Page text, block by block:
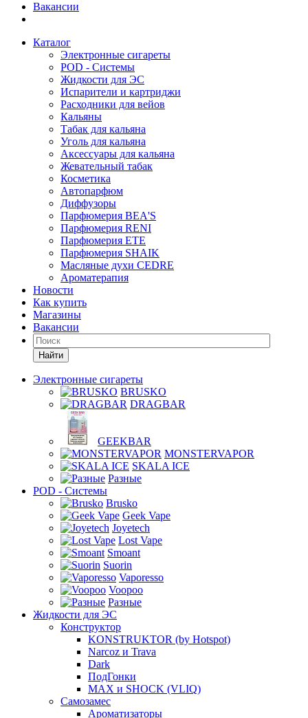
Вакансии
Каталог
Электронные сигареты
POD - Системы
Жидкости для ЭС
Испарители и картриджи
Расходники для вейов
Кальяны
Табак для кальяна
Уголь для кальяна
Аксессуары для кальяна
Жевательный табак
Косметика
Автопарфюм
Диффузоры
Парфюмерия BEA'S
Парфюмерия RENI
Парфюмерия ETE
Парфюмерия SHAIK
Масляные духи CEDRE
Ароматерапия
Новости
Как купить
Магазины
Вакансии
Найти
Электронные сигареты
BRUSKO
DRAGBAR
GEEKBAR
MONSTERVAPOR
SKALA ICE
Разные
POD - Системы
Brusko
Geek Vape
Joyetech
Lost Vape
Smoant
Suorin
Vaporesso
Voopoo
Разные
Жидкости для ЭС
Конструктор
KONSTRUKTOR (by Hotspot)
Narcoz и Trava
Dark
ПодГонки
MAX и SHOCK (VLIQ)
Самозамес
Ароматизаторы